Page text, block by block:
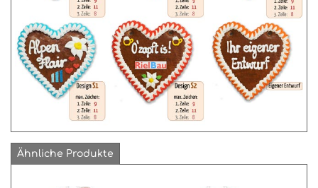
Ähnliche Produkte